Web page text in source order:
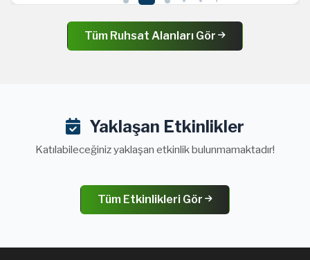
Tüm Ruhsat Alanları Gör
Yaklaşan Etkinlikler
Katılabileceğiniz yaklaşan etkinlik bulunmamaktadır!
Tüm Etkinlikleri Gör